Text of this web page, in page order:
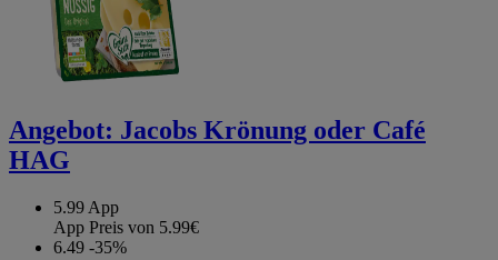
Angebot: Jacobs Krönung oder Café
HAG
5.99 App
App Preis von 5.99€
6.49 -35%